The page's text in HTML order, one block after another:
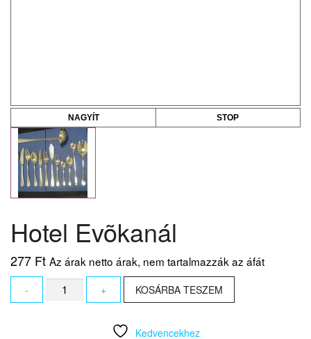
NAGYÍT STOP
Hotel Evõkanál
277 Ft Az árak netto árak, nem tartalmazzák az áfát
-
Hotel
Evõkanál
+ KOSÁRBA TESZEM
Kedvencekhez